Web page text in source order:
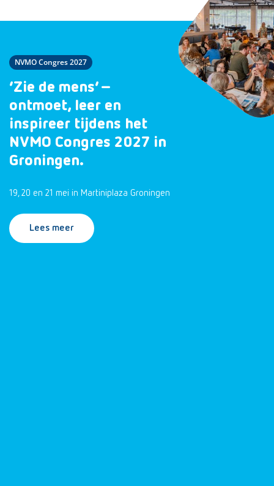
NVMO Congres 2027
‘Zie de mens’ –
ontmoet, leer en
inspireer tijdens het
NVMO Congres 2027 in
Groningen.
19, 20 en 21 mei in Martiniplaza Groningen
Lees meer